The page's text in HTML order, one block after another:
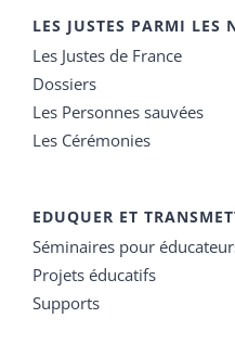
LES JUSTES PARMI LES
Les Justes de France
Dossiers
Les Personnes sauvées
Les Cérémonies
EDUQUER ET
Séminaires pour
Projets éducatifs
Supports